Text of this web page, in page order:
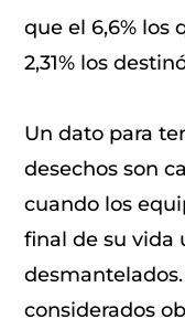
que el 6,6% los
2,31% los
Un dato para
desechos son
cuando los
final de su vida
considerados